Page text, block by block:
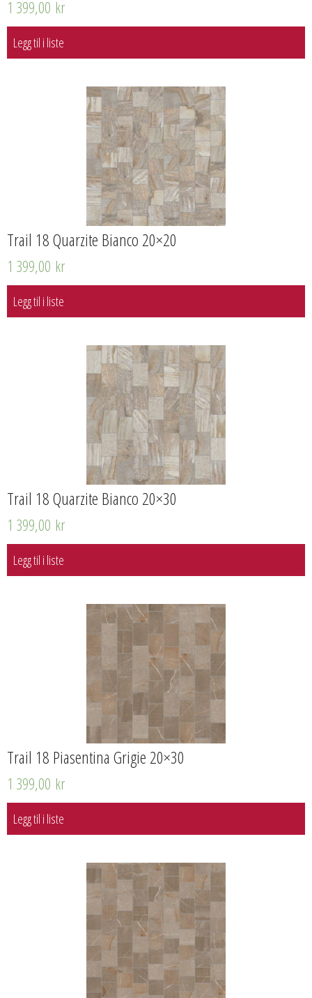
1 399,00 kr
Legg til i liste
Trail 18 Quarzite Bianco 20×20
1 399,00 kr
Legg til i liste
Trail 18 Quarzite Bianco 20×30
1 399,00 kr
Legg til i liste
Trail 18 Piasentina Grigie 20×30
1 399,00 kr
Legg til i liste